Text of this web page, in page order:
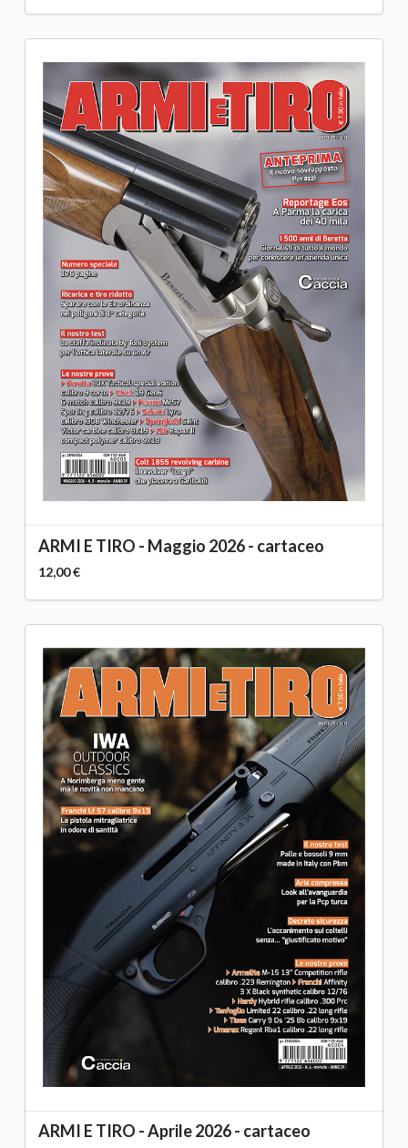
ARMI E TIRO - Maggio 2026 - cartaceo
12,00 €
ARMI E TIRO - Aprile 2026 - cartaceo